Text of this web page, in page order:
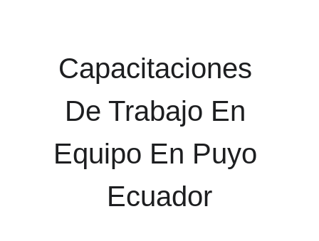
Capacitaciones
De Trabajo En
Equipo En Puyo
Ecuador